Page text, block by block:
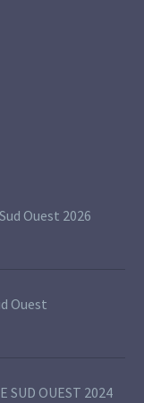
Ouest 2026
Ouest
SUD OUEST 2024